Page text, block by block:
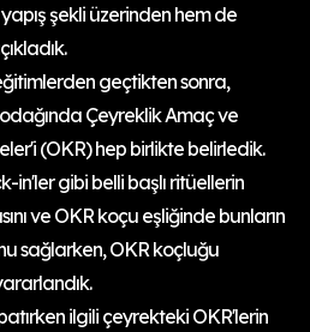
şekli üzerinden hem de
geçtikten sonra,
Çeyreklik Amaç ve
(OKR) hep birlikte belirledik.
in'ler gibi belli başlı ritüellerin
ve OKR koçu eşliğinde bunların
sağlarken, OKR koçluğu
ilgili çeyrekteki OKR'lerin